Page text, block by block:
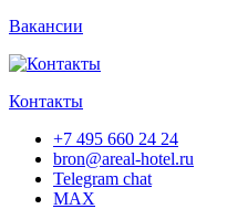
Вакансии
Контакты
+7 495 660 24 24
bron@areal-hotel.ru
Telegram chat
MAX